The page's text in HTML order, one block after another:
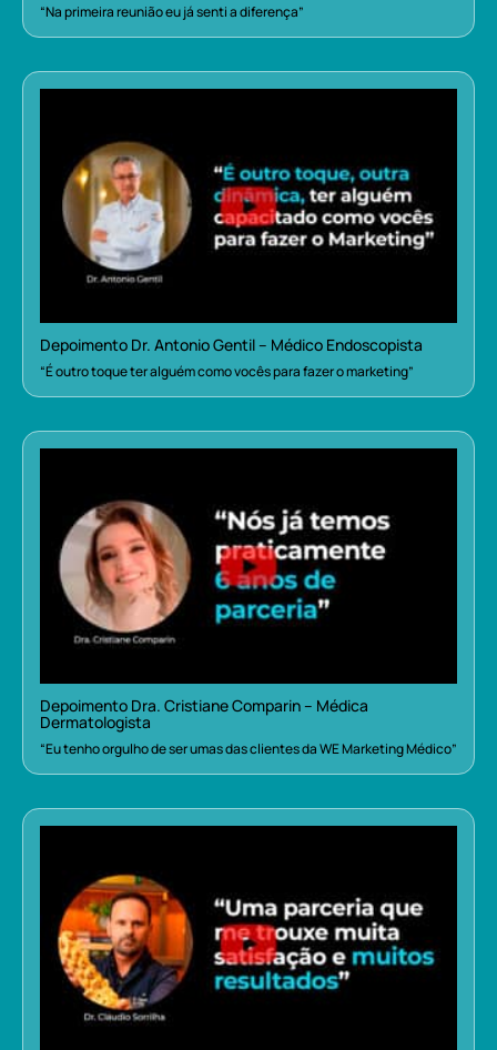
“Na primeira reunião eu já senti a diferença”
Depoimento Dr. Antonio Gentil – Médico Endoscopista
“É outro toque ter alguém como vocês para fazer o marketing”
Depoimento Dra. Cristiane Comparin – Médica
Dermatologista
“Eu tenho orgulho de ser umas das clientes da WE Marketing Médico”